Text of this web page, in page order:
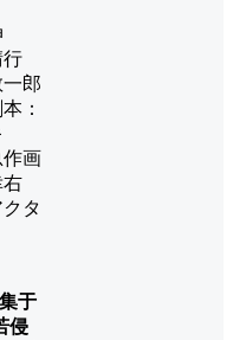
行
郎
：
画
右
タ
于
侵